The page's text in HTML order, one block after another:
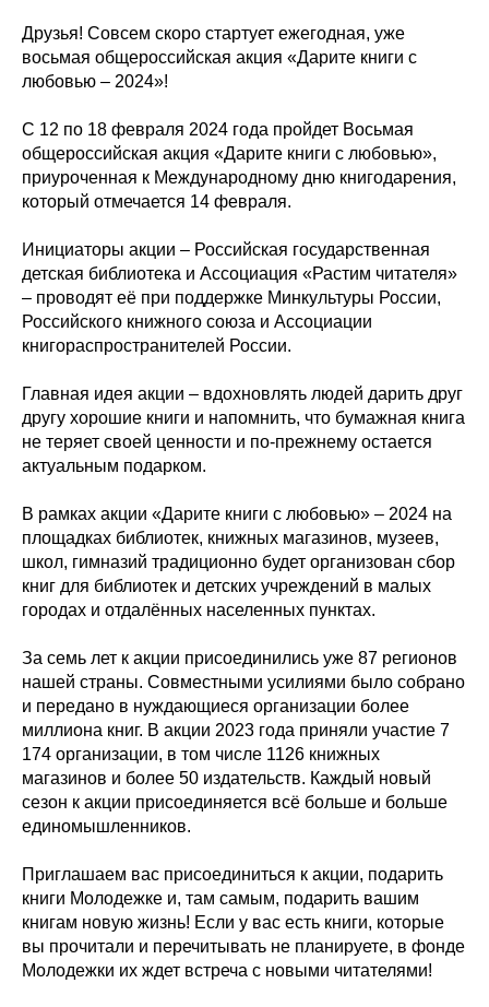
Друзья! Совсем скоро стартует ежегодная, уже
восьмая общероссийская акция «Дарите книги с
любовью – 2024»!
С 12 по 18 февраля 2024 года пройдет Восьмая
общероссийская акция «Дарите книги с любовью»,
приуроченная к Международному дню книгодарения,
который отмечается 14 февраля.
Инициаторы акции – Российская государственная
детская библиотека и Ассоциация «Растим читателя»
– проводят её при поддержке Минкультуры России,
Российского книжного союза и Ассоциации
книгораспространителей России.
Главная идея акции – вдохновлять людей дарить друг
другу хорошие книги и напомнить, что бумажная книга
не теряет своей ценности и по-прежнему остается
актуальным подарком.
В рамках акции «Дарите книги с любовью» – 2024 на
площадках библиотек, книжных магазинов, музеев,
школ, гимназий традиционно будет организован сбор
книг для библиотек и детских учреждений в малых
городах и отдалённых населенных пунктах.
За семь лет к акции присоединились уже 87 регионов
нашей страны. Совместными усилиями было собрано
и передано в нуждающиеся организации более
миллиона книг. В акции 2023 года приняли участие 7
174 организации, в том числе 1126 книжных
магазинов и более 50 издательств. Каждый новый
сезон к акции присоединяется всё больше и больше
единомышленников.
Приглашаем вас присоединиться к акции, подарить
книги Молодежке и, там самым, подарить вашим
книгам новую жизнь! Если у вас есть книги, которые
вы прочитали и перечитывать не планируете, в фонде
Молодежки их ждет встреча с новыми читателями!